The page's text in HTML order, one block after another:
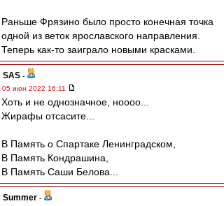
Раньше Фрязино было просто конечная точка
одной из веток ярославского направления.
Теперь как-то заиграло новыми красками.
SAS -
05 июн 2022 16:11
Хоть и не однозначное, ноооо...
Жирафы отсасите...
В Память о Спартаке Ленинградском,
В Память Кондрашина,
В Память Саши Белова...
Summer -